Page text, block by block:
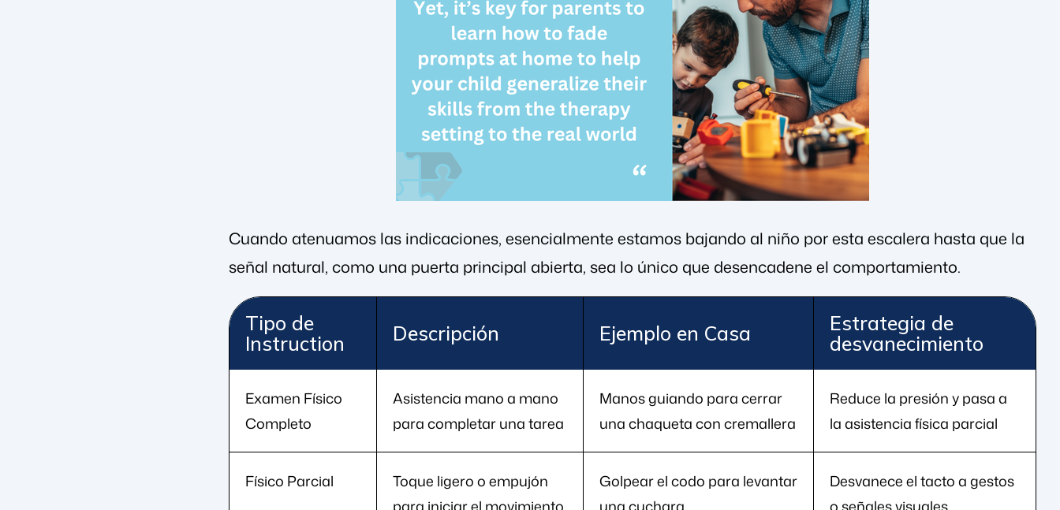
Cuando atenuamos las indicaciones, esencialmente estamos bajando al niño por esta escalera hasta que la
señal natural, como una puerta principal abierta, sea lo único que desencadene el comportamiento.
Tipo de
Instruction
Descripción Ejemplo en Casa
Estrategia de
desvanecimiento
Examen Físico
Completo
Asistencia mano a mano
para completar una tarea
Manos guiando para cerrar
una chaqueta con cremallera
Reduce la presión y pasa a
la asistencia física parcial
Físico Parcial
Toque ligero o empujón
para iniciar el movimiento
Golpear el codo para levantar
una cuchara
Desvanece el tacto a gestos
o señales visuales